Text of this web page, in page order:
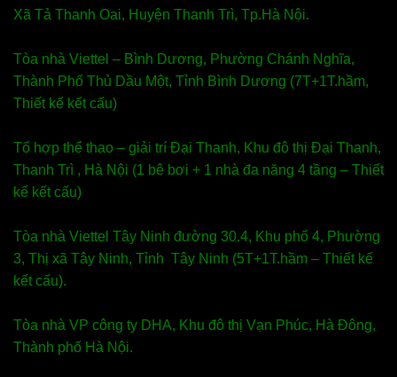
Xã Tả Thanh Oai, Huyện Thanh Trì, Tp.Hà Nội.
Tòa nhà Viettel – Bình Dương, Phường Chánh Nghĩa,
Thành Phố Thủ Dầu Một, Tỉnh Bình Dương (7T+1T.hầm,
Thiết kế kết cấu)
Tổ hợp thể thao – giải trí Đại Thanh, Khu đô thị Đại Thanh,
Thanh Trì , Hà Nội (1 bê bơi + 1 nhà đa năng 4 tầng – Thiết
kế kết cấu)
Tòa nhà Viettel Tây Ninh đường 30.4, Khu phố 4, Phường
3, Thị xã Tây Ninh, Tỉnh Tây Ninh (5T+1T.hầm – Thiết kế
kết cấu).
Tòa nhà VP công ty DHA, Khu đô thị Vạn Phúc, Hà Đông,
Thành phố Hà Nội.